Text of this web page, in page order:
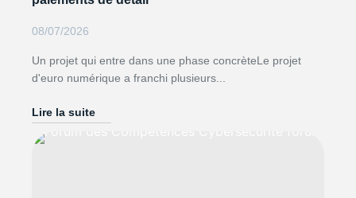
08/07/2026
Un projet qui entre dans une phase concrèteLe projet
d'euro numérique a franchi plusieurs...
Lire la suite